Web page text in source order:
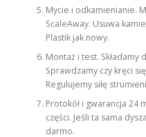
Mycie i odkamienianie.
ScaleAway. Usuwa
Plastik jak nowy.
Montaż i test. Składamy
Sprawdzamy czy kręci
Regulujemy siłę
Protokół i gwarancja 24
części. Jeśli ta sama
darmo.